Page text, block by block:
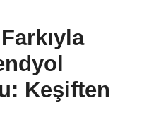
Keşiften